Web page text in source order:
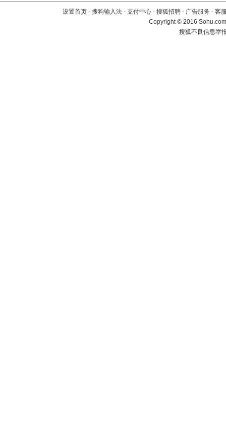
设置首页 - 搜狗输入法 - 支付中心 - 搜狐招聘 - 广告服务 - 客
Copyright©2016
搜狐不良信息举